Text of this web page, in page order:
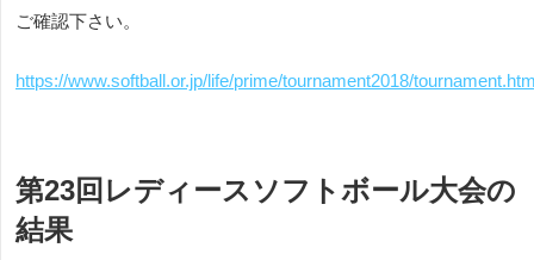
ご確認下さい。
https://www.softball.or.jp/life/prime/tournament2018/
第23回レディースソフトボール大会の
結果